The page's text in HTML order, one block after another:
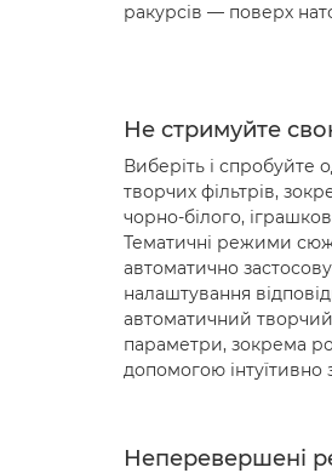
ракурсів — поверх
Не стримуйте
Виберіть і спробуйте
творчих фільтрів,
чорно-білого,
Тематичні режими
автоматично
налаштування
автоматичний
параметри, зокрема
допомогою інтуїтивно
Неперевершені